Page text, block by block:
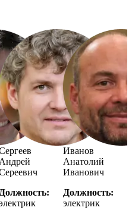
Андрей
Должность:
Иванов
Анатолий
Иванович
Должность:
электрик